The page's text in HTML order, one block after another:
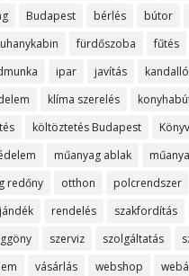
Budapest bérlés bútor
fürdőszoba fűtés
ipar javítás
kandalló
klíma szerelés
költöztetés Budapest
műanyag ablak
redőny
otthon polcrendszer
rendelés
szakfordítás
szerviz szolgáltatás
vásárlás webshop